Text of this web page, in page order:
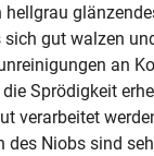
hellgrau
gut walzen
an
Sprödigkeit
verarbeitet
des Niobs sind